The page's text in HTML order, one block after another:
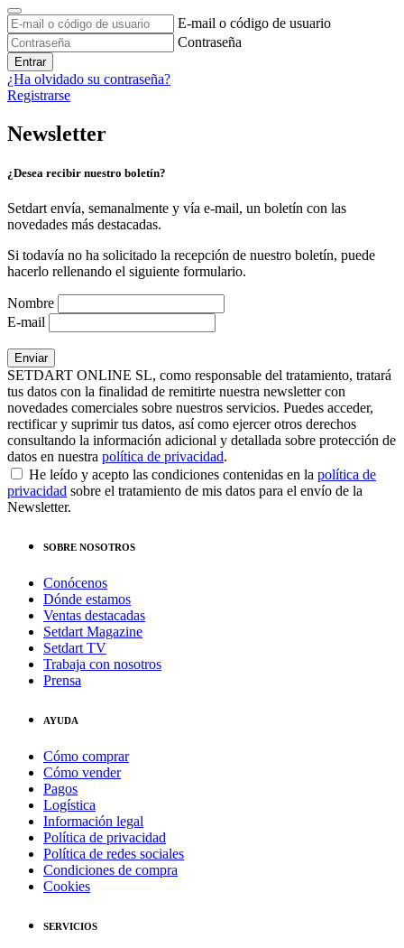
E-mail o código de usuario
Contraseña
Entrar
¿Ha olvidado su contraseña?
Registrarse
Newsletter
¿Desea recibir nuestro boletín?
Setdart envía, semanalmente y vía e-mail, un boletín con las
novedades más destacadas.
Si todavía no ha solicitado la recepción de nuestro boletín, puede
hacerlo rellenando el siguiente formulario.
Nombre
E-mail
SETDART ONLINE SL, como responsable del tratamiento, tratará
tus datos con la finalidad de remitirte nuestra newsletter con
novedades comerciales sobre nuestros servicios. Puedes acceder,
rectificar y suprimir tus datos, así como ejercer otros derechos
consultando la información adicional y detallada sobre protección de
datos en nuestra política de privacidad.
He leído y acepto las condiciones contenidas en la política de
privacidad sobre el tratamiento de mis datos para el envío de la
Newsletter.
SOBRE NOSOTROS
Conócenos
Dónde estamos
Ventas destacadas
Setdart Magazine
Setdart TV
Trabaja con nosotros
Prensa
AYUDA
Cómo comprar
Cómo vender
Pagos
Logística
Información legal
Política de privacidad
Política de redes sociales
Condiciones de compra
Cookies
SERVICIOS